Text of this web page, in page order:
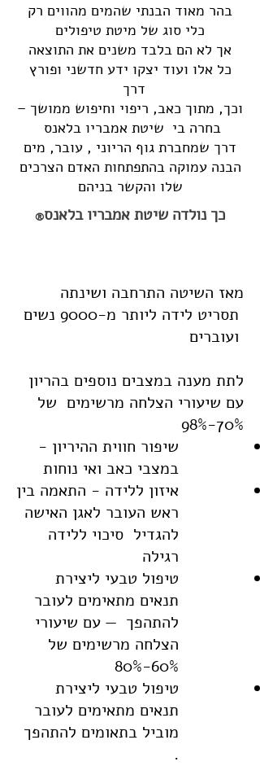
בהר מאוד הבנתי שהמים מהווים רק
כלי סוג של מיטת טיפולים
אך לא הם בלבד משנים את התוצאה
כל אלו ועוד יצקו ידע חדשני ופורץ
דרך
וכך, מתוך כאב, ריפוי וחיפוש ממושך –
בחרה בי שיטת אמבריו בלאנס
דרך שמחברת גוף הריוני , עובר, מים
הבנה עמוקה בהתפתחות האדם הצרכים
שלו והקשר בניהם
®כך נולדה שיטת אמבריו בלאנס
מאז השיטה התרחבה ושינתה
תסריט לידה ליותר מ-9000 נשים
לתת מענה במצבים נוספים בהריון
עם שיעורי הצלחה מרשימים של
70%-98%
שיפור חווית ההיריון -
במצבי כאב ואי נוחות
איזון ללידה - התאמה בין
ראש העובר לאגן האישה
להגדיל סיכוי ללידה
רגילה
טיפול טבעי ליצירת
תנאים מתאימים לעובר
להתהפך — עם שיעורי
הצלחה מרשימים של
60%-80%
טיפול טבעי ליצירת
תנאים מתאימים לעובר
מוביל בתאומים להתהפך
.